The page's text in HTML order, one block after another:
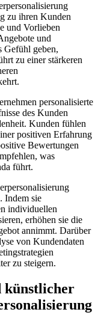
zu ihren Kunden
und Vorlieben
und
Gefühl geben,
zu einer stärkeren
personalisierte
des Kunden
Kunden fühlen
positiven Erfahrung
Bewertungen
was
führt.
Indem sie
individuellen
erhöhen sie die
annimmt. Darüber
von Kundendaten
zu steigern.
künstlicher